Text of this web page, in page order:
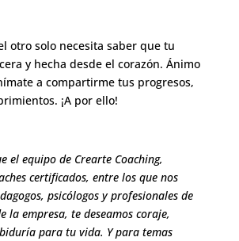
otro solo necesita saber que tu
y hecha desde el corazón. Ánimo
a compartirme tus progresos,
¡A por ello!
el equipo de Crearte Coaching,
certificados, entre los que nos
psicólogos y profesionales de
la empresa, te deseamos coraje,
para tu vida. Y para temas